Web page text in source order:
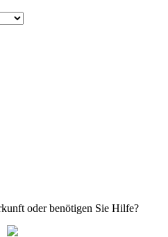
oder benötigen Sie Hilfe?